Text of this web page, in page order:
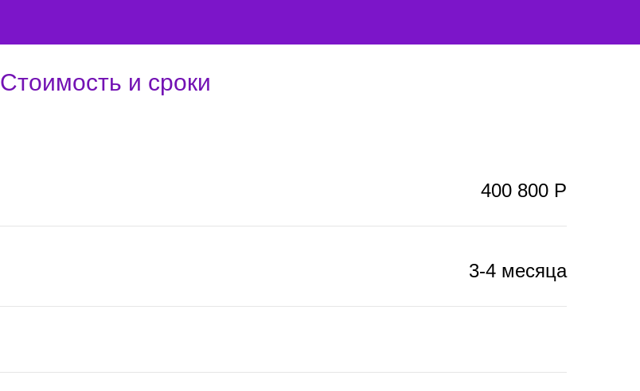
Стоимость и сроки
400 800 Р
3-4 месяца